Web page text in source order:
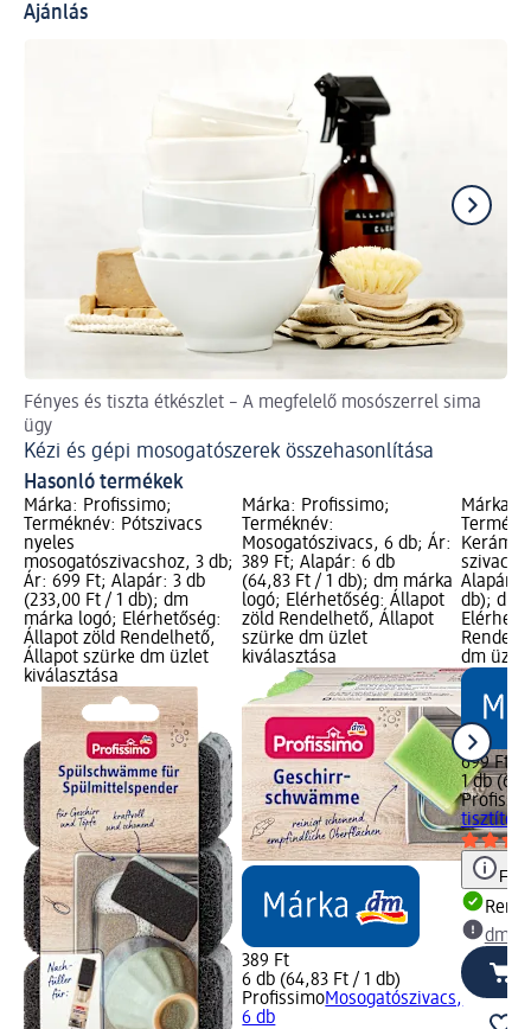
Ajánlás
Fényes és tiszta étkészlet – A megfelelő mosószerrel sima
ügy
Kézi és gépi mosogatószerek összehasonlítása
Hasonló termékek
Márka: Profissimo;
Terméknév: Pótszivacs
nyeles
mosogatószivacshoz, 3 db;
Ár: 699 Ft; Alapár: 3 db
(233,00 Ft / 1 db); dm
márka logó; Elérhetőség:
Állapot zöld Rendelhető,
Állapot szürke dm üzlet
kiválasztása
Márka: Profissimo;
Terméknév:
Mosogatószivacs, 6 db; Ár:
389 Ft; Alapár: 6 db
(64,83 Ft / 1 db); dm márka
logó; Elérhetőség: Állapot
zöld Rendelhető, Állapot
szürke dm üzlet
kiválasztása
389 Ft
6 db (64,83 Ft / 1 db)
ProfissimoMosogatószivacs,
6 db
Márka:
szivacs,
Alapár:
db); dm
dm
699 Ft
1 db
tisztító
dm